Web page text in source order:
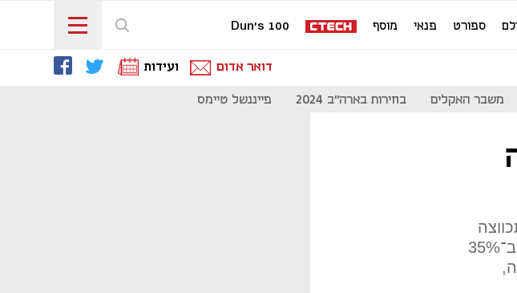
ספורט פנאי מוסף Dun's 100
דואר אדום ועידות
משבר האקלים בחירות בארה"ב 2024 פייננשל טיימס
התכווצה
ב־3.2% לעומת הרבעון הקודם. פעילות קתאי פסיפיק נחתכה ב־35%